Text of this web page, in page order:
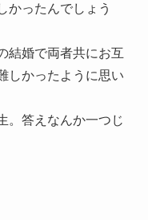
かったんでしょう
結婚で両者共にお互
しかったように思い
。答えなんか一つじ